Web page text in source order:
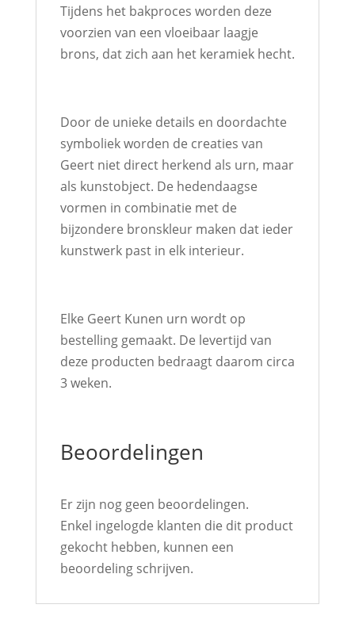
Tijdens het bakproces worden deze
voorzien van een vloeibaar laagje
brons, dat zich aan het keramiek hecht.
Door de unieke details en doordachte
symboliek worden de creaties van
Geert niet direct herkend als urn, maar
als kunstobject. De hedendaagse
vormen in combinatie met de
bijzondere bronskleur maken dat ieder
kunstwerk past in elk interieur.
Elke Geert Kunen urn wordt op
bestelling gemaakt. De levertijd van
deze producten bedraagt daarom circa
3 weken.
Beoordelingen
Er zijn nog geen beoordelingen.
Enkel ingelogde klanten die dit product
gekocht hebben, kunnen een
beoordeling schrijven.